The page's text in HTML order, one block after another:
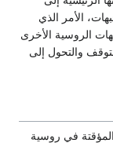
الأمر الذي
الروسية الأخرى
والتحول إلى
المؤقتة في روسية